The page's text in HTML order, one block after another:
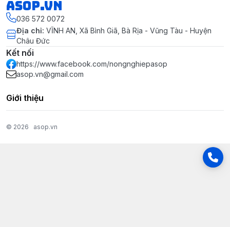
asop.vn
036 572 0072
Địa chỉ: VĨNH AN, Xã Bình Giã, Bà Rịa - Vũng Tàu - Huyện
Châu Đức
Kết nối
https://www.facebook.com/nongnghiepasop
asop.vn@gmail.com
Giới thiệu
© 2026 asop.vn